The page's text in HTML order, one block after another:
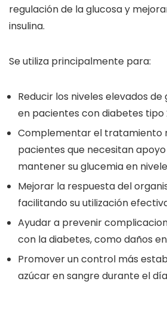
regulación de la glucosa y
insulina.
Se utiliza principalmente para:
Reducir los niveles elevados
en pacientes con diabetes tipo
Complementar el tratamiento
pacientes que necesitan
mantener su glucemia en
Mejorar la respuesta del
facilitando su utilización
Ayudar a prevenir
con la diabetes, como daños
Promover un control más
azúcar en sangre durante el